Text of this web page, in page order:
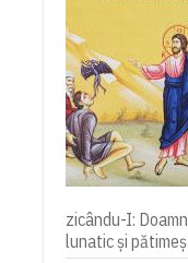
zicându-I:
lunatic și